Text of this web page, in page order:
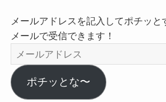
メールアドレスを記入してポチッと
メールで受信できます！
ー
ル
ア
ポチッとな〜